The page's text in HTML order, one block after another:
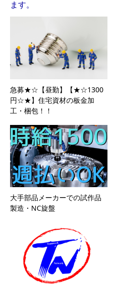
ます。
急募★☆【昼勤】【★☆1300
円☆★】住宅資材の板金加
工・梱包！！
大手部品メーカーでの試作品
製造・NC旋盤